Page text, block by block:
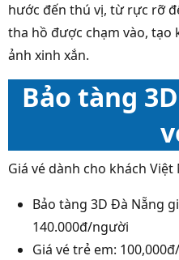
hước đến thú vị, từ rực rỡ
tha hồ được chạm vào, tạo
ảnh xinh xắn.
Bảo tàng
Giá vé dành cho khách Việt
Bảo tàng 3D Đà Nẵng
140.000đ/người
Giá vé trẻ em: